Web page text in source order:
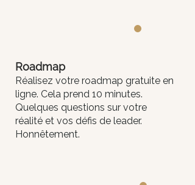
Roadmap
Réalisez votre roadmap gratuite en
ligne. Cela prend 10 minutes.
Quelques questions sur votre
réalité et vos défis de leader.
Honnêtement.